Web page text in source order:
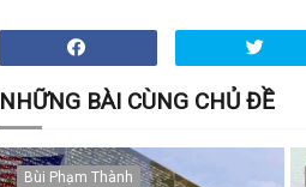
NHỮNG BÀI CÙNG CHỦ ĐỀ
Bùi Phạm Thành